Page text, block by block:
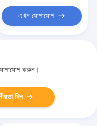
এখন যোগাযোগ
করুন।
দিন